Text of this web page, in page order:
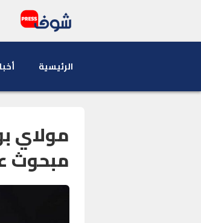
الرئيسية
مولاي
مبحوث